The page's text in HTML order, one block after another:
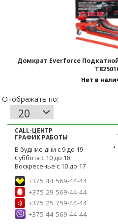
Домкрат Everforce
Нет в
CALL-ЦЕНТР
ГРАФИК РАБОТЫ
В будние дни с 9 до 19
Суббота с 10 до 18
Воскресенье с 10 до 17
+375 44 569-44-44
+375 29 569-44-44
+375 25 759-44-44
+375 44 569-44-44